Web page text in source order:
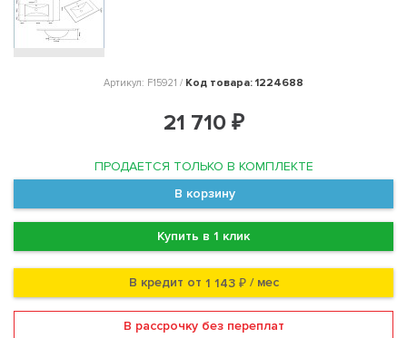
Артикул: F15921 / Код товара: 1224688
21 710 ₽
ПРОДАЕТСЯ ТОЛЬКО В КОМПЛЕКТЕ
В корзину
Купить в 1 клик
В кредит от 1 143 ₽/ мес
В рассрочку без переплат